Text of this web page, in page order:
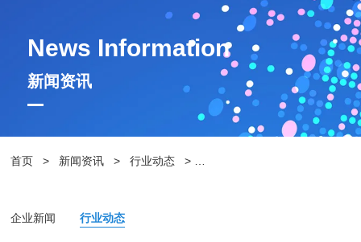
News Information
新闻资讯
首页 > 新闻资讯 > 行业动态 >
企业新闻 行业动态